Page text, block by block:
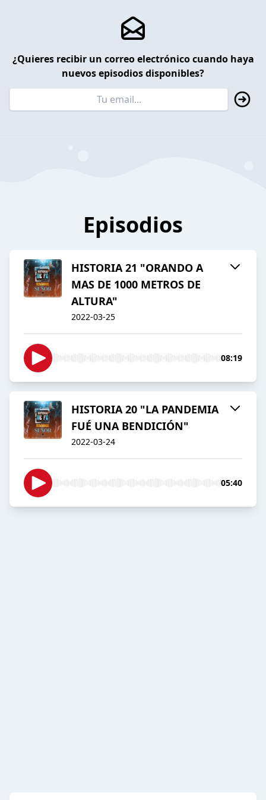
¿Quieres recibir un correo electrónico cuando haya
nuevos episodios disponibles?
Episodios
HISTORIA 21 "ORANDO A
MAS DE 1000 METROS DE
ALTURA"
2022-03-25
08:19
HISTORIA 20 "LA PANDEMIA
FUÉ UNA BENDICIÓN"
2022-03-24
05:40